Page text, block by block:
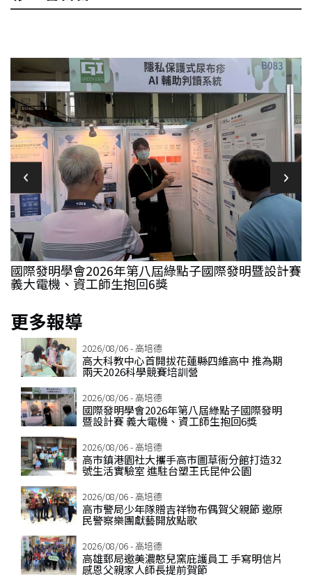
國際發明學會2026年第八屆綠點子國際發明暨設計賽
義大電機、資工師生抱回6獎
更多報導
2026/08/06 - 高培德
高大科教中心首開拔花蓮縣四維高中 推為期
兩天2026科學競賽培訓營
2026/08/06 - 高培德
國際發明學會2026年第八屆綠點子國際發明
暨設計賽 義大電機、資工師生抱回6獎
2026/08/06 - 高培德
高市鎮港園社大攜手高市圖草衙分館打造32
號生活實驗室 進駐台塑王氏昆仲公園
2026/08/06 - 高培德
高市警局少年隊贈吉祥物布偶賀父親節 邀原
民警察樂團獻藝開放點歌
2026/08/06 - 高培德
高雄郵局邀美濃憨兒窯庇護員工 手寫明信片
感恩父親家人師長提前賀節